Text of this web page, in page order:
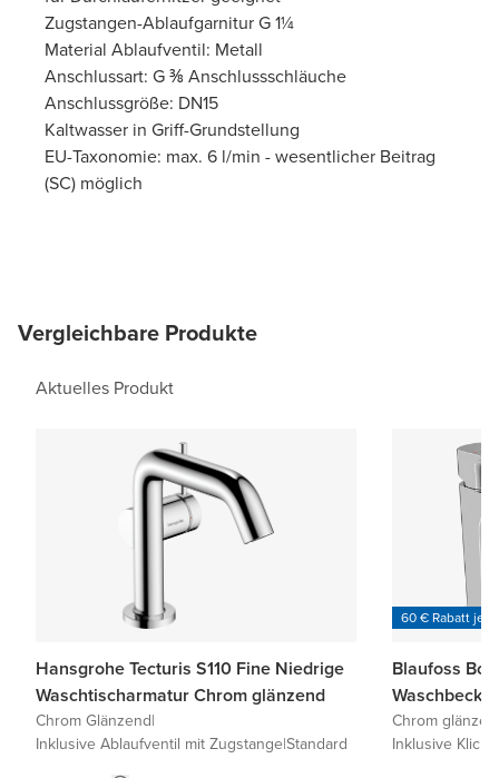
Zugstangen-Ablaufgarnitur G 1¼
Material Ablaufventil: Metall
Anschlussart: G ⅜ Anschlussschläuche
Anschlussgröße: DN15
Kaltwasser in Griff-Grundstellung
EU-Taxonomie: max. 6 l/min - wesentlicher Beitrag
(SC) möglich
Vergleichbare Produkte
Aktuelles Produkt
Hansgrohe Tecturis S110 Fine Niedrige
Waschtischarmatur Chrom glänzend
Chrom Glänzend|
Inklusive Ablaufventil mit Zugstange|Standard
60 € Rabatt je
Blaufoss
Chrom
Inklusive